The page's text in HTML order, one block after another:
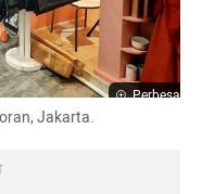
Perbesar
Jakarta.